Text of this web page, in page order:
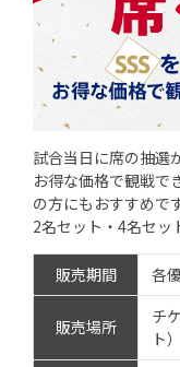
試合当日に席の抽選
お得な価格で観戦で
の方にもおすすめで
2名セット・4名セッ
販売期間 各
販売場所
チ
ト